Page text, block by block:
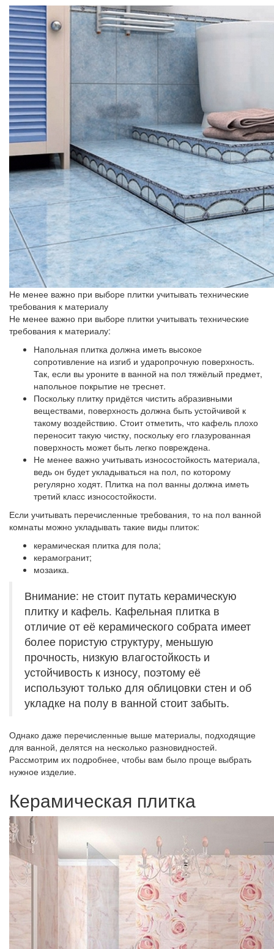
Не менее важно при выборе плитки учитывать технические
требования к материалу
Не менее важно при выборе плитки учитывать технические
требования к материалу:
Напольная плитка должна иметь высокое
сопротивление на изгиб и ударопрочную поверхность.
Так, если вы уроните в ванной на пол тяжёлый предмет,
напольное покрытие не треснет.
Поскольку плитку придётся чистить абразивными
веществами, поверхность должна быть устойчивой к
такому воздействию. Стоит отметить, что кафель плохо
переносит такую чистку, поскольку его глазурованная
поверхность может быть легко повреждена.
Не менее важно учитывать износостойкость материала,
ведь он будет укладываться на пол, по которому
регулярно ходят. Плитка на пол ванны должна иметь
третий класс износостойкости.
Если учитывать перечисленные требования, то на пол ванной
комнаты можно укладывать такие виды плиток:
керамическая плитка для пола;
керамогранит;
мозаика.
Внимание: не стоит путать керамическую
плитку и кафель. Кафельная плитка в
отличие от её керамического собрата имеет
более пористую структуру, меньшую
прочность, низкую влагостойкость и
устойчивость к износу, поэтому её
используют только для облицовки стен и об
укладке на полу в ванной стоит забыть.
Однако даже перечисленные выше материалы, подходящие
для ванной, делятся на несколько разновидностей.
Рассмотрим их подробнее, чтобы вам было проще выбрать
нужное изделие.
Керамическая плитка